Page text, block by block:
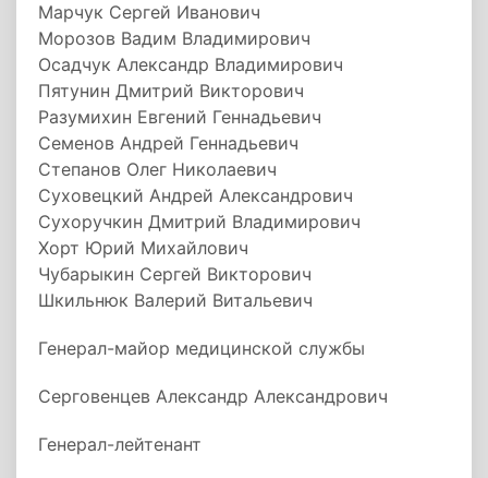
Марчук Сергей Иванович
Морозов Вадим Владимирович
Осадчук Александр Владимирович
Пятунин Дмитрий Викторович
Разумихин Евгений Геннадьевич
Семенов Андрей Геннадьевич
Степанов Олег Николаевич
Суховецкий Андрей Александрович
Сухоручкин Дмитрий Владимирович
Хорт Юрий Михайлович
Чубарыкин Сергей Викторович
Шкильнюк Валерий Витальевич
Генерал-майор медицинской службы
Серговенцев Александр Александрович
Генерал-лейтенант